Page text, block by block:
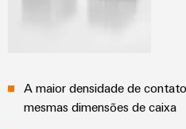
A maior densidade de
mesmas dimensões de caixa